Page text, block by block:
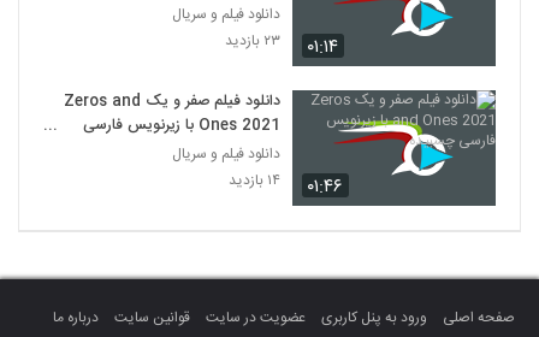
۰۱:۱۴
دانلود فیلم و سریال
۲۳ بازدید
۰۱:۴۶
دانلود فیلم صفر و یک Zeros and
Ones 2021 با زیرنویس فارسی
چسبیده
دانلود فیلم و سریال
۱۴ بازدید
صفحه اصلی ورود به پنل کاربری عضویت در سایت قوانین سایت
درباره ما